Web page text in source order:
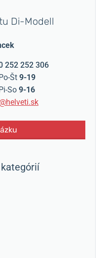
Di-Modell
252 252 306
Št 9-19
So 9-16